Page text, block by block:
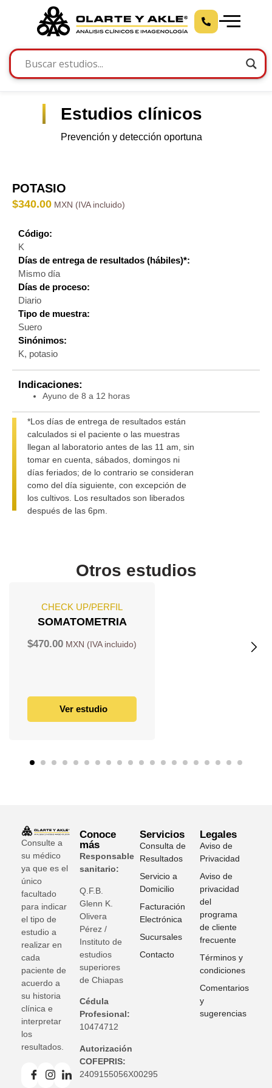
Estudios clínicos
Prevención y detección oportuna
POTASIO
$340.00
Código:
K
Días de entrega de resultados (hábiles)*:
Mismo día
Días de proceso:
Diario
Tipo de muestra:
Suero
Sinónimos:
K, potasio
Indicaciones:
Ayuno de 8 a 12 horas
*Los días de entrega de resultados están
calculados si el paciente o las muestras
llegan al laboratorio antes de las 11 am, sin
tomar en cuenta, sábados, domingos ni
días feriados; de lo contrario se consideran
como del día siguiente, con excepción de
los cultivos. Los resultados son liberados
después de las 6pm.
Otros estudios
CHECK UP/PERFIL
SOMATOMETRIA
$470.00
Ver estudio
Consulte a
su médico
ya que es el
único
facultado
para indicar
el tipo de
estudio a
realizar en
cada
paciente de
acuerdo a
su historia
clínica e
interpretar
los
resultados.
Conoce
más
Responsable
sanitario:
Q.F.B.
Glenn K
Olivera
Pérez /
Instituto de
estudios
superiores
de Chiapas
Cédula
Profesional:
10474712
Autorización
COFEPRIS:
2409155056X00295
Servicios
Consulta de
Resultados
Servicio a
Domicilio
Facturación
Electrónica
Sucursales
Contacto
Legales
Aviso de
Privacidad
Aviso de
privacidad
del
programa
de cliente
frecuente
Términos y
condiciones
Comentarios
y
sugerencias